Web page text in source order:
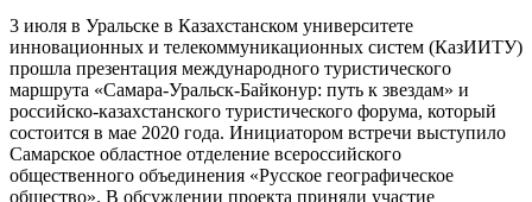
3 июля в Уральске в Казахстанском университете
инновационных и телекоммуникационных систем (КазИИТУ)
прошла презентация международного туристического
маршрута «Самара-Уральск-Байконур: путь к звездам» и
российско-казахстанского туристического форума, который
состоится в мае 2020 года. Инициатором встречи выступило
Самарское областное отделение всероссийского
общественного объединения «Русское географическое
общество». В обсуждении проекта приняли участие